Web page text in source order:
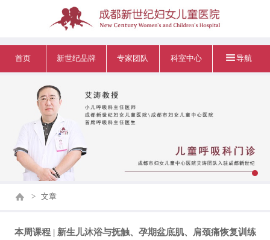
首页 新世纪品牌 专家团队 科室中心 导航
> 文章
本周课程 | 新生儿沐浴与抚触、孕期盆底肌、肩颈痛恢复训练